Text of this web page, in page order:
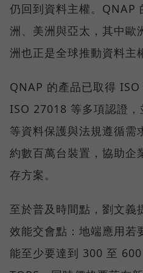
仍回到資料主權。QNAP
洲、美洲與亞太，其中歐
洲也正是全球推動資料主
QNAP 的產品已取得
ISO 27018 等多項認證
等資料保護與法規遵循需
約數百萬台裝置，協助企
存方案。
至於普及時間點，劉文義
效能交會點：地端應用若
能至少要達到 300 至